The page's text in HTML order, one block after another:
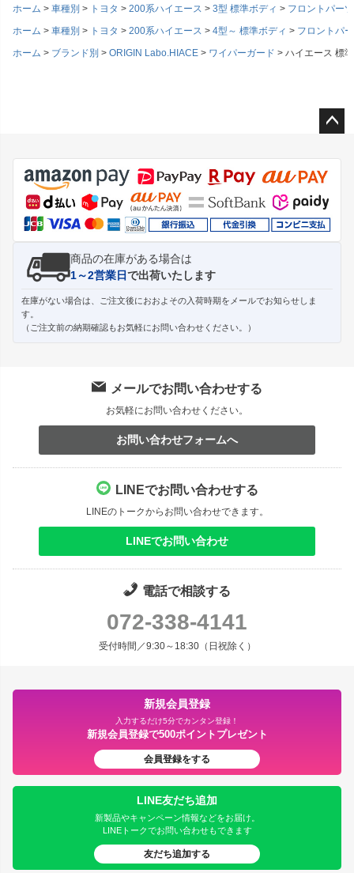
ホーム
車種別 トヨタ 200系ハイエース 3型 標準ボディ
フロントパーツ
ホーム
車種別 トヨタ 200系ハイエース 4型～ 標準ボディ
フロントパ
ホーム
ブランド別 ORIGIN Labo.HIACE ワイパーガード ハイエース 標
ジト
ップ
へ
商品の在庫がある場合は
1～2営業日で出荷いたします
在庫がない場合は、ご注文後におおよその入荷時期をメールでお知らせしま
す。
（ご注文前の納期確認もお気軽にお問い合わせください。）
メールでお問い合わせする
お気軽にお問い合わせください。
お問い合わせフォームへ
LINEでお問い合わせする
LINEのトークからお問い合わせできます。
LINEでお問い合わせ
電話で相談する
072-338-4141
受付時間／9:30～18:30（日祝除く）
新規会員登録
入力するだけ5分でカンタン登録！
新規会員登録で500ポイントプレゼント
会員登録をする
LINE友だち追加
新製品やキャンペーン情報などをお届け。
LINEトークでお問い合わせもできます
友だち追加する